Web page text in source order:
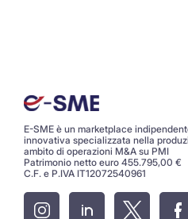
E-SME è un marketplace
innovativa specializzata nella
ambito di operazioni M&A su PMI
Patrimonio netto euro 455.795,00 €
C.F. e P.IVA IT12072540961